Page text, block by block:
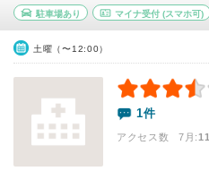
駐車場あり マイナ受付(スマホ可)
土曜（〜12:00）
1件
アクセス数 7月:11